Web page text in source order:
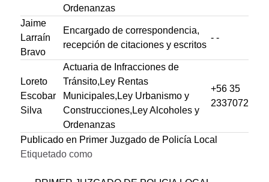
Ordenanzas
Jaime
Larraín
Bravo
Encargado de correspondencia,
recepción de citaciones y escritos
- -
Loreto
Escobar
Silva
Actuaria de Infracciones de
Tránsito,Ley Rentas
Municipales,Ley Urbanismo y
Construcciones,Ley Alcoholes y
Ordenanzas
+56 35
2337072
Publicado en Primer Juzgado de Policía Local
Etiquetado como